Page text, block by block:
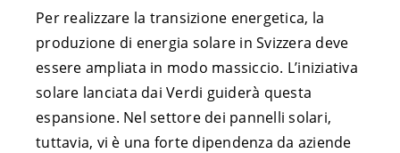
Per realizzare la transizione energetica, la
produzione di energia solare in Svizzera deve
essere ampliata in modo massiccio. L’iniziativa
solare lanciata dai Verdi guiderà questa
espansione. Nel settore dei pannelli solari,
tuttavia, vi è una forte dipendenza da aziende